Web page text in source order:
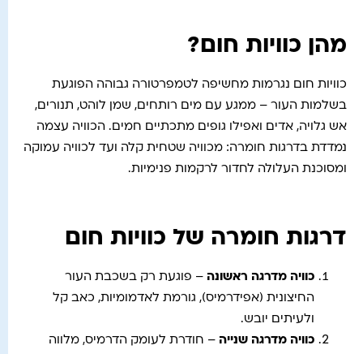
מהן כוויות חום?
כוויות חום נגרמות מחשיפה לטמפרטורה גבוהה הפוגעת
בשלמות העור – ממגע עם מים רותחים, שמן לוהט, תנורים,
אש גלויה, אדים ואפילו גופים מתכתיים חמים. הכוויה עצמה
נמדדת בדרגות חומרה: מכוויה שטחית קלה ועד לכוויה עמוקה
ומסוכנת העלולה לחדור לרקמות פנימיות.
דרגות חומרה של כוויות חום
כוויה מדרגה ראשונה – פוגעת רק בשכבת העור
החיצונית (אפידרמיס), גורמת לאדמומיות, כאב קל
ולעיתים יובש.
כוויה מדרגה שנייה – חודרת לעומק הדרמיס, מלווה